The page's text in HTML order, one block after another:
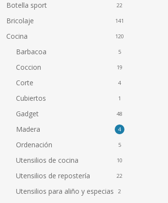
Botella sport 22
Bricolaje 141
Cocina 120
Barbacoa 5
Coccion 19
Corte 4
Cubiertos 1
Gadget 48
Madera 4
Ordenación 5
Utensilios de cocina 10
Utensilios de repostería 22
Utensilios para aliño y especias 2